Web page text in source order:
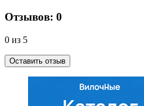
Отзывов: 0
0 из 5
Оставить отзыв